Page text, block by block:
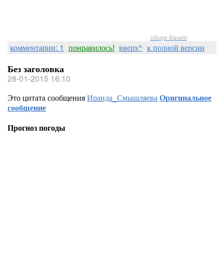
©Surge Blavat®
комментарии: 1 понравилось! вверх^ к полной версии
Без заголовка
28-01-2015 16:10
Это цитата сообщенияИраида_СмышляеваОригинальное
сообщение
Прогноз погоды